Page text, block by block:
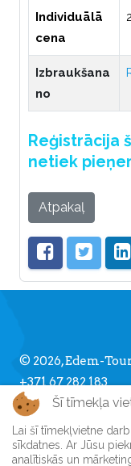
Individuālā
cena
Izbraukšana
no
Reģistrācija
netiek
Atpakaļ
© 2026, Edem-
+371 67 282 183
info [] edemtour.lv
Par Edem-Tour
Šī tīmekļa
Lai šī tīmekļvietne
sīkdatnes. Ar Jūsu
analītiskās un